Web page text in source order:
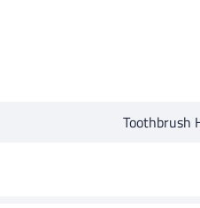
Toothbrush